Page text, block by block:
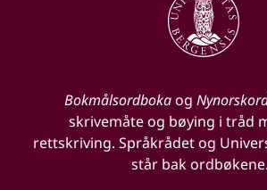
Bokmålsordbokaog
skrivemåte og bøying i tråd
rettskriving. Språkrådet og
står bak ordbøkene.